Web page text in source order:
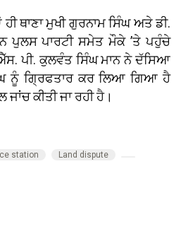
ਥਾਣਾ ਮੁਖੀ ਗੁਰਨਾਮ ਸਿੰਘ ਅਤੇ ਡੀ.
ਪੁਲਸ ਪਾਰਟੀ ਸਮੇਤ ਮੌਕੇ ’ਤੇ ਪਹੁੰਚੇ
ਪੀ. ਕੁਲਵੰਤ ਸਿੰਘ ਮਾਨ ਨੇ ਦੱਸਿਆ
ਨੂੰ ਗ੍ਰਿਫਤਾਰ ਕਰ ਲਿਆ ਗਿਆ ਹੈ
ਕੀਤੀ ਜਾ ਰਹੀ ਹੈ।
station Land dispute